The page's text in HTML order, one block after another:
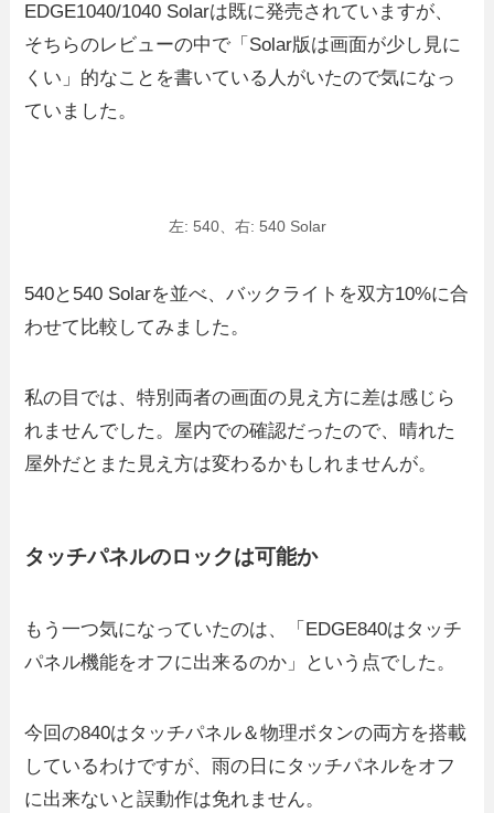
EDGE1040/1040 Solarは既に発売されていますが、
そちらのレビューの中で「Solar版は画面が少し見に
くい」的なことを書いている人がいたので気になっ
ていました。
左: 540、右: 540 Solar
540と540 Solarを並べ、バックライトを双方10%に合
わせて比較してみました。
私の目では、特別両者の画面の見え方に差は感じら
れませんでした。屋内での確認だったので、晴れた
屋外だとまた見え方は変わるかもしれませんが。
タッチパネルのロックは可能か
もう一つ気になっていたのは、「EDGE840はタッチ
パネル機能をオフに出来るのか」という点でした。
今回の840はタッチパネル＆物理ボタンの両方を搭載
しているわけですが、雨の日にタッチパネルをオフ
に出来ないと誤動作は免れません。